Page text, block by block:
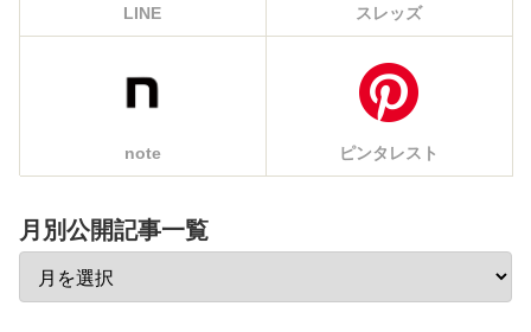
LINE スレッズ
note ピンタレスト
月別公開記事一覧